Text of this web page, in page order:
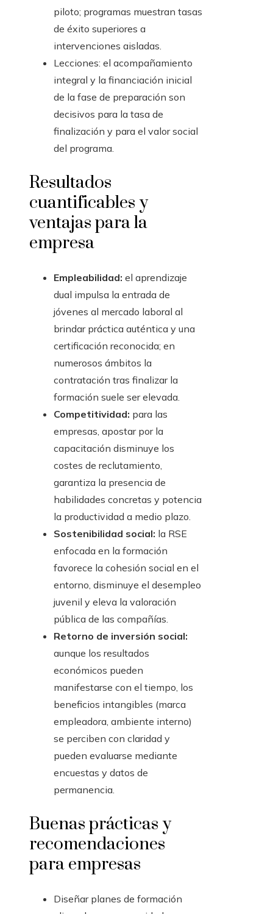
piloto; programas muestran tasas
de éxito superiores a
intervenciones aisladas.
Lecciones: el acompañamiento
integral y la financiación inicial
de la fase de preparación son
decisivos para la tasa de
finalización y para el valor social
del programa.
Resultados
cuantificables y
ventajas para la
empresa
Empleabilidad: el aprendizaje
dual impulsa la entrada de
jóvenes al mercado laboral al
brindar práctica auténtica y una
certificación reconocida; en
numerosos ámbitos la
contratación tras finalizar la
formación suele ser elevada.
Competitividad: para las
empresas, apostar por la
capacitación disminuye los
costes de reclutamiento,
garantiza la presencia de
habilidades concretas y potencia
la productividad a medio plazo.
Sostenibilidad social: la RSE
enfocada en la formación
favorece la cohesión social en el
entorno, disminuye el desempleo
juvenil y eleva la valoración
pública de las compañías.
Retorno de inversión social:
aunque los resultados
económicos pueden
manifestarse con el tiempo, los
beneficios intangibles (marca
empleadora, ambiente interno)
se perciben con claridad y
pueden evaluarse mediante
encuestas y datos de
permanencia.
Buenas prácticas y
recomendaciones
para empresas
Diseñar planes de formación